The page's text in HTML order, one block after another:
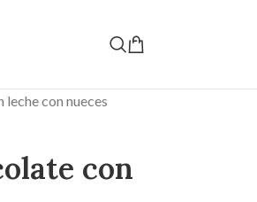
con nueces
con